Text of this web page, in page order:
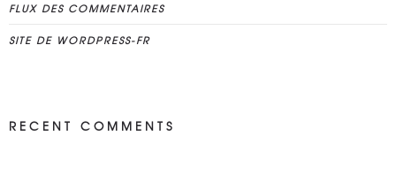
FLUX DES COMMENTAIRES
SITE DE WORDPRESS-FR
RECENT COMMENTS